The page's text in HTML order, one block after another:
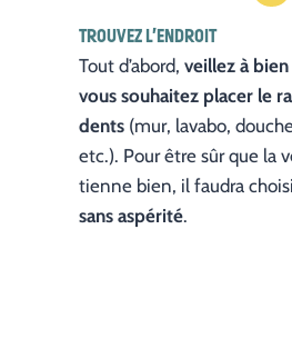
TROUVEZ L’ENDROIT
Tout d’abord, veillez à
vous souhaitez placer le
dents (mur, lavabo,
etc.). Pour être sûr que la
tienne bien, il faudra
sans aspérité.